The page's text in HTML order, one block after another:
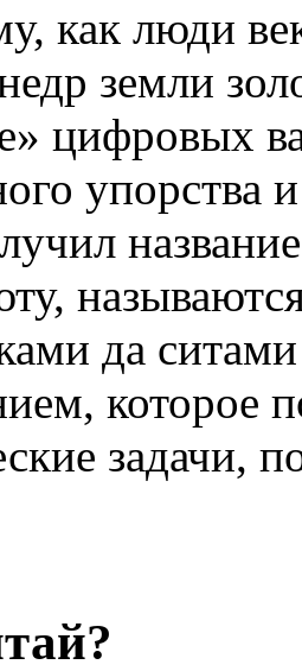
как люди
земли
цифровых
упорства
да
которое
задачи,